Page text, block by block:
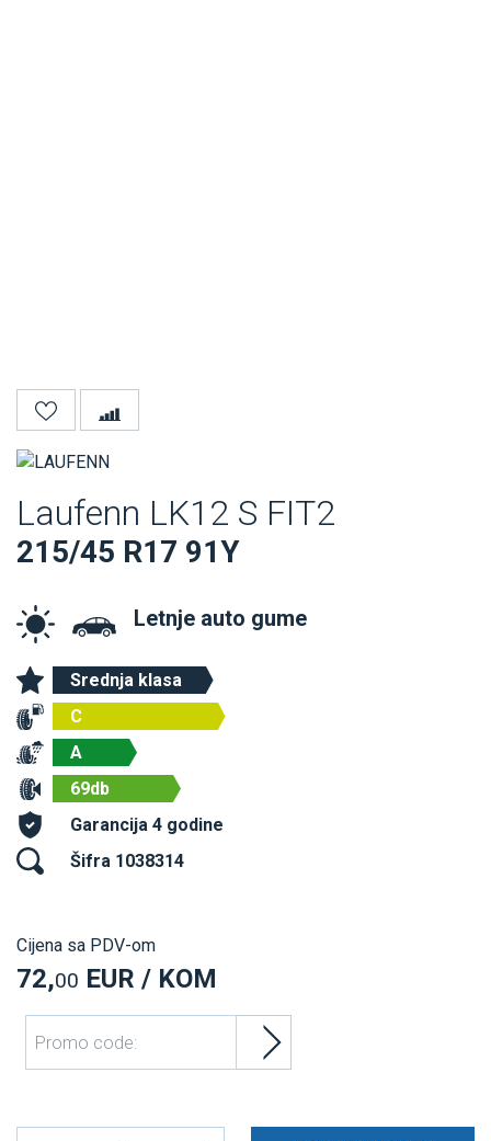
Laufenn LK12 S FIT2
215/45 R17 91Y
Letnje auto gume
Srednja klasa
C
A
69db
Garancija 4 godine
Šifra 1038314
Cijena sa PDV-om
72,00 EUR / KOM